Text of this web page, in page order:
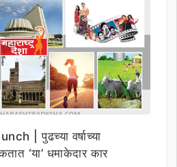
| पुढच्या वर्षाच्या
‘या’ धमाकेदार कार